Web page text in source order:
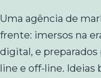
Uma agência de
frente: imersos na
digital, e preparados
line e off-line. Ideias